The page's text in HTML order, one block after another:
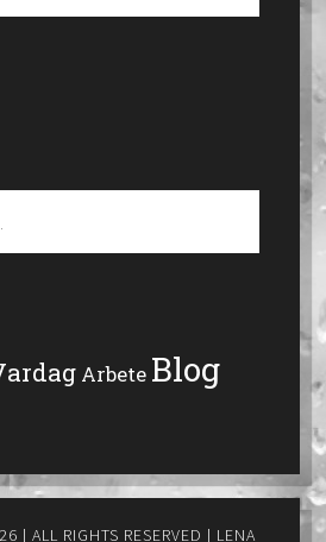
Arbete Blog
| ALL RIGHTS RESERVED | LENA